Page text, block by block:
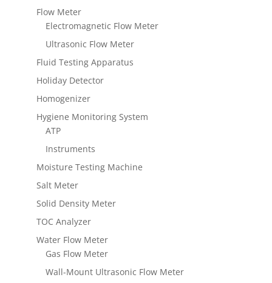
Flow Meter
Electromagnetic Flow Meter
Ultrasonic Flow Meter
Fluid Testing Apparatus
Holiday Detector
Homogenizer
Hygiene Monitoring System
ATP
Instruments
Moisture Testing Machine
Salt Meter
Solid Density Meter
TOC Analyzer
Water Flow Meter
Gas Flow Meter
Wall-Mount Ultrasonic Flow Meter